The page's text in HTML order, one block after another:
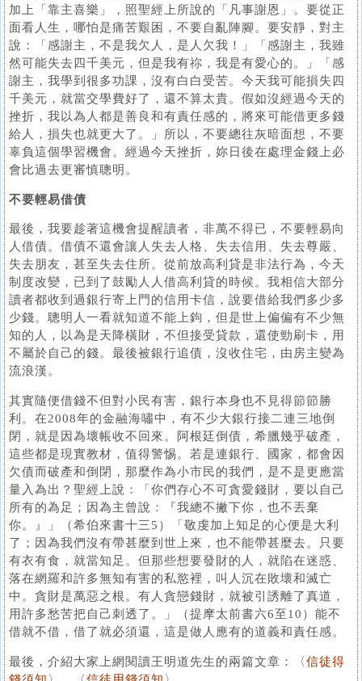
加上「靠主喜樂」，照聖經上所說的「凡事謝恩」。要從正
面看人生，哪怕是痛苦艱困，不要自亂陣腳。要安靜，對主
說：「感謝主，不是我欠人，是人欠我！」「感謝主，我雖
然可能失去四千美元，但是我有祢，我是有愛心的。」「感
謝主，我學到很多功課，沒有白白受苦。今天我可能損失四
千美元，就當交學費好了，還不算太貴。假如沒經過今天的
挫折，我以為人都是善良和有責任感的，將來可能借更多錢
給人，損失也就更大了。」所以，不要總往灰暗面想，不要
辜負這個學習機會。經過今天挫折，妳日後在處理金錢上必
會比過去更審慎聰明。
不要輕易借債
最後，我要趁著這機會提醒讀者，非萬不得已，不要輕易向
人借債。借債不還會讓人失去人格、失去信用、失去尊嚴、
失去朋友，甚至失去住所。從前放高利貸是非法行為，今天
制度改變，已到了鼓勵人人借高利貸的時候。我相信大部分
讀者都收到過銀行寄上門的信用卡信，說要借給我們多少多
少錢。聰明人一看就知道不能上鉤，但是世上偏偏有不少無
知的人，以為是天降橫財，不但接受貸款，還使勁刷卡，用
不屬於自己的錢。最後被銀行追債，沒收住宅，由房主變為
流浪漢。
其實隨便借錢不但對小民有害，銀行本身也不見得節節勝
利。在2008年的金融海嘯中，有不少大銀行接二連三地倒
閉，就是因為壞帳收不回來。阿根廷倒債，希臘幾乎破產，
這些都是現實教材，值得警惕。若是連銀行、國家，都會因
欠債而破產和倒閉，那麼作為小市民的我們，是不是更應當
量入為出？聖經上說：「你們存心不可貪愛錢財，要以自己
所有的為足；因為主曾說：『我總不撇下你，也不丟棄
你。』」（希伯來書十三5）「敬虔加上知足的心便是大利
了；因為我們沒有帶甚麼到世上來，也不能帶甚麼去。只要
有衣有食，就當知足。但那些想要發財的人，就陷在迷惑、
落在網羅和許多無知有害的私慾裡，叫人沉在敗壞和滅亡
中。貪財是萬惡之根。有人貪戀錢財，就被引誘離了真道，
用許多愁苦把自己刺透了。」（提摩太前書六6至10）能不
借就不借，借了就必須還，這是做人應有的道義和責任感。
最後，介紹大家上網閱讀王明道先生的兩篇文章：〈信徒得